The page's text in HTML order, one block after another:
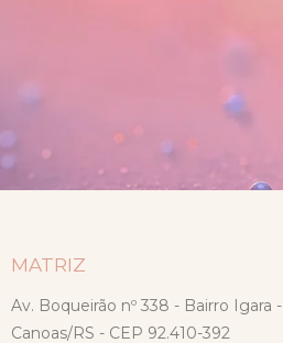
MATRIZ
Av. Boqueirão nº 338 - Bairro Igara -
Canoas/RS - CEP 92.410-392